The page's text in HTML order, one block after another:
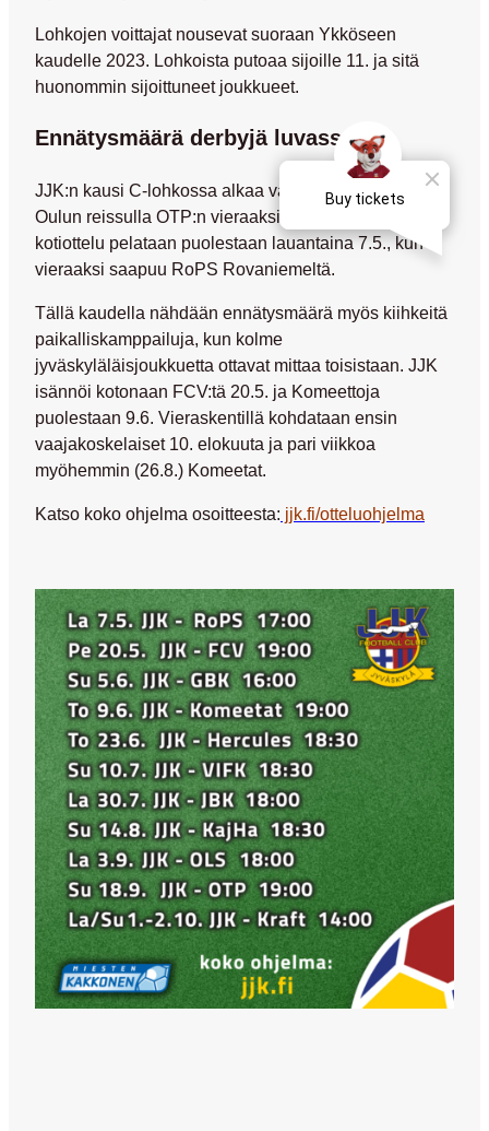
Lohkojen voittajat nousevat suoraan Ykköseen
kaudelle 2023. Lohkoista putoaa sijoille 11. ja sitä
huonommin sijoittuneet joukkueet.
Ennätysmäärä derbyjä luvassa
JJK:n kausi C-lohkossa alkaa vappuaattona 30.4.
Oulun reissulla OTP:n vieraaksi. Ensimmäinen
kotiottelu pelataan puolestaan lauantaina 7.5., kun
vieraaksi saapuu RoPS Rovaniemeltä.
Tällä kaudella nähdään ennätysmäärä myös kiihkeitä
paikalliskamppailuja, kun kolme
jyväskyläläisjoukkuetta ottavat mittaa toisistaan. JJK
isännöi kotonaan FCV:tä 20.5. ja Komeettoja
puolestaan 9.6. Vieraskentillä kohdataan ensin
vaajakoskelaiset 10. elokuuta ja pari viikkoa
myöhemmin (26.8.) Komeetat.
Katso koko ohjelma osoitteesta: jjk.fi/otteluohjelma